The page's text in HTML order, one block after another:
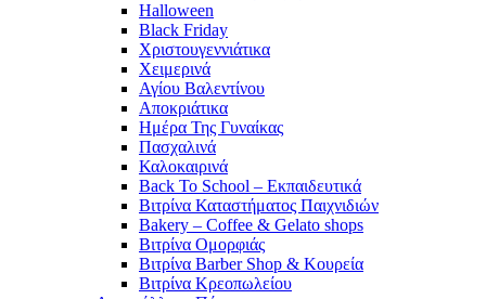
Halloween
Black Friday
Χριστουγεννιάτικα
Χειμερινά
Αγίου Βαλεντίνου
Αποκριάτικα
Ημέρα Της Γυναίκας
Πασχαλινά
Καλοκαιρινά
Back To School – Εκπαιδευτικά
Βιτρίνα Καταστήματος Παιχνιδιών
Bakery – Coffee & Gelato shops
Βιτρίνα Ομορφιάς
Βιτρίνα Barber Shop & Κουρεία
Βιτρίνα Κρεοπωλείου